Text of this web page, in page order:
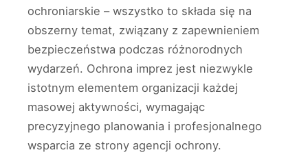
ochroniarskie – wszystko to składa się na
obszerny temat, związany z zapewnieniem
bezpieczeństwa podczas różnorodnych
wydarzeń. Ochrona imprez jest niezwykle
istotnym elementem organizacji każdej
masowej aktywności, wymagając
precyzyjnego planowania i profesjonalnego
wsparcia ze strony agencji ochrony.